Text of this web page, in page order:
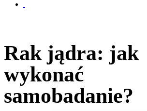
Rak jądra: jak
wykonać
samobadanie?